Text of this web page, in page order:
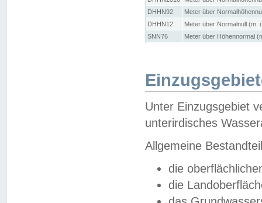
DHHN92
Meter über
DHHN12
Meter über Normalnull (m.
SNN76
Meter über Höhennormal
Unter Einzugsgebiet
unterirdisches
Allgemeine
die
die